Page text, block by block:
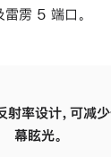
雷雳 5 端口。
射率设计，可减
幕眩光。